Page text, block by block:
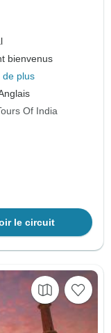
bienvenus
de plus
Of India
le circuit